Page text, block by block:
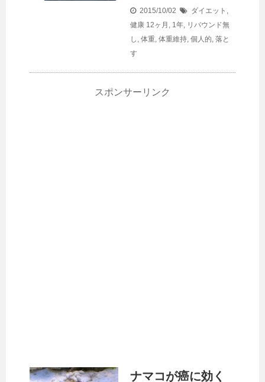
2015/10/02 ダイエット ,
健康 12ヶ月 , 1年, リバウンド無
し , 体重, 体重維持, 個人的, 落と
す
スポンサーリンク
ナマコが癌に効く